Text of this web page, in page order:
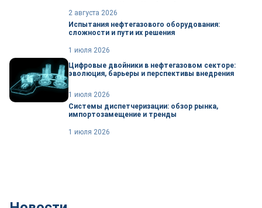
2 августа 2026
Испытания нефтегазового оборудования:
сложности и пути их решения
1 июля 2026
Цифровые двойники в нефтегазовом секторе:
эволюция, барьеры и перспективы внедрения
1 июля 2026
Системы диспетчеризации: обзор рынка,
импортозамещение и тренды
1 июля 2026